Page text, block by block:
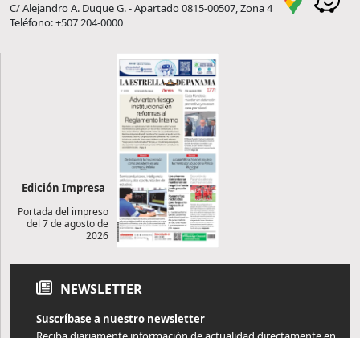
C/ Alejandro A. Duque G. - Apartado 0815-00507, Zona 4
Teléfono: +507 204-0000
Edición Impresa
Portada del impreso
del 7 de agosto de
2026
NEWSLETTER
Suscríbase a nuestro newsletter